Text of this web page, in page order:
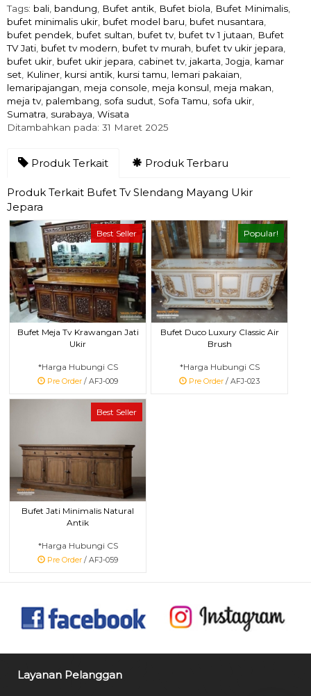
Tags: bali, bandung, Bufet antik, Bufet biola, Bufet Minimalis,
bufet minimalis ukir, bufet model baru, bufet nusantara,
bufet pendek, bufet sultan, bufet tv, bufet tv 1 jutaan, Bufet
TV Jati, bufet tv modern, bufet tv murah, bufet tv ukir jepara,
bufet ukir, bufet ukir jepara, cabinet tv, jakarta,Jogja, kamar
set, Kuliner, kursi antik, kursi tamu, lemari pakaian,
lemaripajangan, meja console, meja konsul, meja makan,
meja tv, palembang, sofa sudut, Sofa Tamu, sofa ukir,
Sumatra, surabaya, Wisata
Ditambahkan pada: 31 Maret 2025
Produk Terkait Produk Terbaru
Produk Terkait Bufet Tv Slendang Mayang Ukir
Jepara
Best Seller
Bufet Meja Tv Krawangan Jati
Ukir
*Harga Hubungi CS
Pre Order / AFJ-009
Popular!
Bufet Duco Luxury Classic Air
Brush
*Harga Hubungi CS
Pre Order / AFJ-023
Best Seller
Bufet Jati Minimalis Natural
Antik
*Harga Hubungi CS
Pre Order / AFJ-059
Layanan Pelanggan